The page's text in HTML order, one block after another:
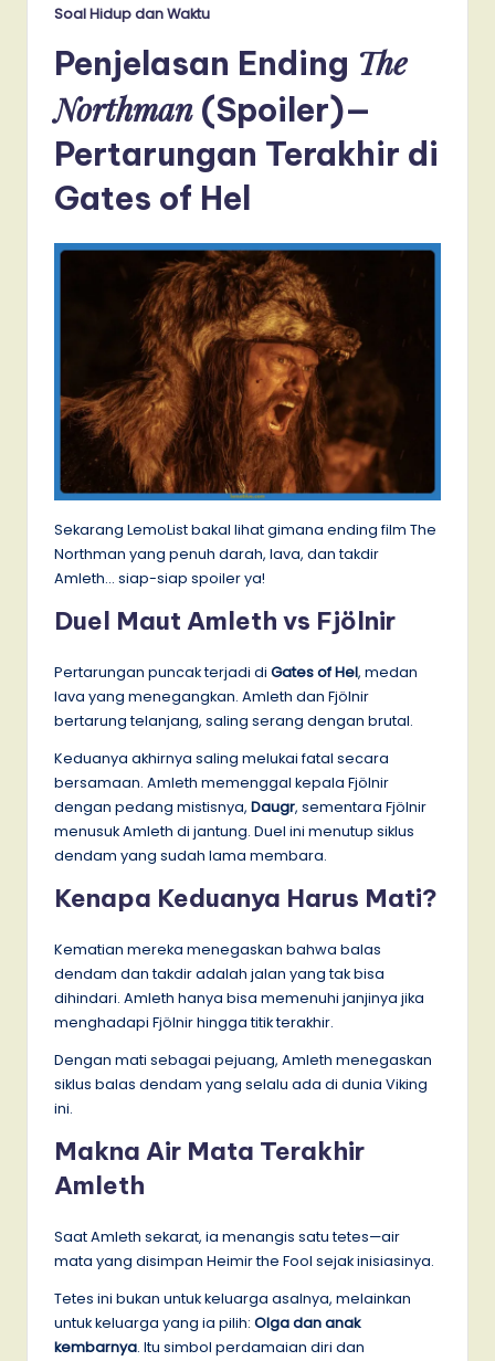
Soal Hidup dan Waktu
Penjelasan Ending The
Northman (Spoiler)—
Pertarungan Terakhir di
Gates of Hel
Sekarang LemoList bakal lihat gimana ending film The
Northman yang penuh darah, lava, dan takdir
Amleth… siap-siap spoiler ya!
Duel Maut Amleth vs Fjölnir
Pertarungan puncak terjadi di Gates of Hel, medan
lava yang menegangkan. Amleth dan Fjölnir
bertarung telanjang, saling serang dengan brutal.
Keduanya akhirnya saling melukai fatal secara
bersamaan. Amleth memenggal kepala Fjölnir
dengan pedang mistisnya, Daugr, sementara Fjölnir
menusuk Amleth di jantung. Duel ini menutup siklus
dendam yang sudah lama membara.
Kenapa Keduanya Harus Mati?
Kematian mereka menegaskan bahwa balas
dendam dan takdir adalah jalan yang tak bisa
dihindari. Amleth hanya bisa memenuhi janjinya jika
menghadapi Fjölnir hingga titik terakhir.
Dengan mati sebagai pejuang, Amleth menegaskan
siklus balas dendam yang selalu ada di dunia Viking
ini.
Makna Air Mata Terakhir
Amleth
Saat Amleth sekarat, ia menangis satu tetes—air
mata yang disimpan Heimir the Fool sejak inisiasinya.
Tetes ini bukan untuk keluarga asalnya, melainkan
untuk keluarga yang ia pilih: Olga dan anak
kembarnya. Itu simbol perdamaian diri dan